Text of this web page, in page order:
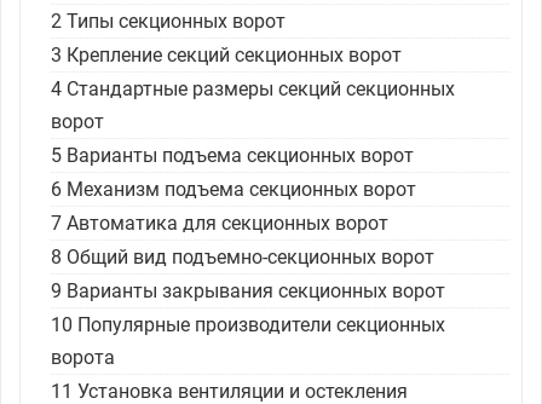
2 Типы секционных ворот
3 Крепление секций секционных ворот
4 Стандартные размеры секций секционных
ворот
5 Варианты подъема секционных ворот
6 Механизм подъема секционных ворот
7 Автоматика для секционных ворот
8 Общий вид подъемно-секционных ворот
9 Варианты закрывания секционных ворот
10 Популярные производители секционных
ворота
11 Установка вентиляции и остекления